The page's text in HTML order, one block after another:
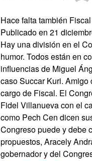
Hace falta también
Publicado en 21
Hay una división en el
humor. Todos están en
influencias de Miguel
caso Succar Kuri.
cargo de Fiscal. El
Fidel Villanueva con el
como Pech Cen dicen
Congreso puede y debe
propuestos, Aracely
gobernador y del